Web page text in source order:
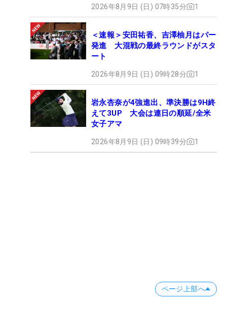
2026年8月9日 (日) 07時35分 1
＜速報＞安田祐香、吉澤柚月はパー
発進 大混戦の最終ラウンドがスタ
ート
2026年8月9日 (日) 09時28分 1
岩永杏奈が4強進出、準決勝は9H終
えて3UP 大会は連日の順延/全米
女子アマ
2026年8月9日 (日) 09時39分 1
ページ上部へ